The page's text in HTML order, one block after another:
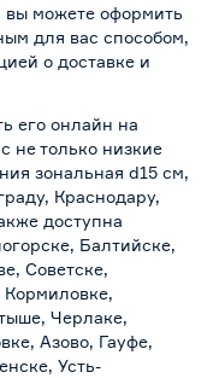
вы можете оформить
для вас способом,
о доставке и
его онлайн на
не только низкие
зональная d15 см,
Краснодару,
доступна
Балтийске,
Советске,
Черлаке,
Азово, Гауфе,
Усть-